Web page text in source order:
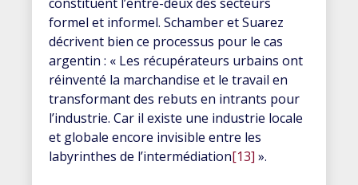
formel et informel. Schamber et Suarez
décrivent bien ce processus pour le cas
argentin : « Les récupérateurs urbains ont
réinventé la marchandise et le travail en
transformant des rebuts en intrants pour
l’industrie. Car il existe une industrie locale
et globale encore invisible entre les
labyrinthes de l’intermédiation[13] ».